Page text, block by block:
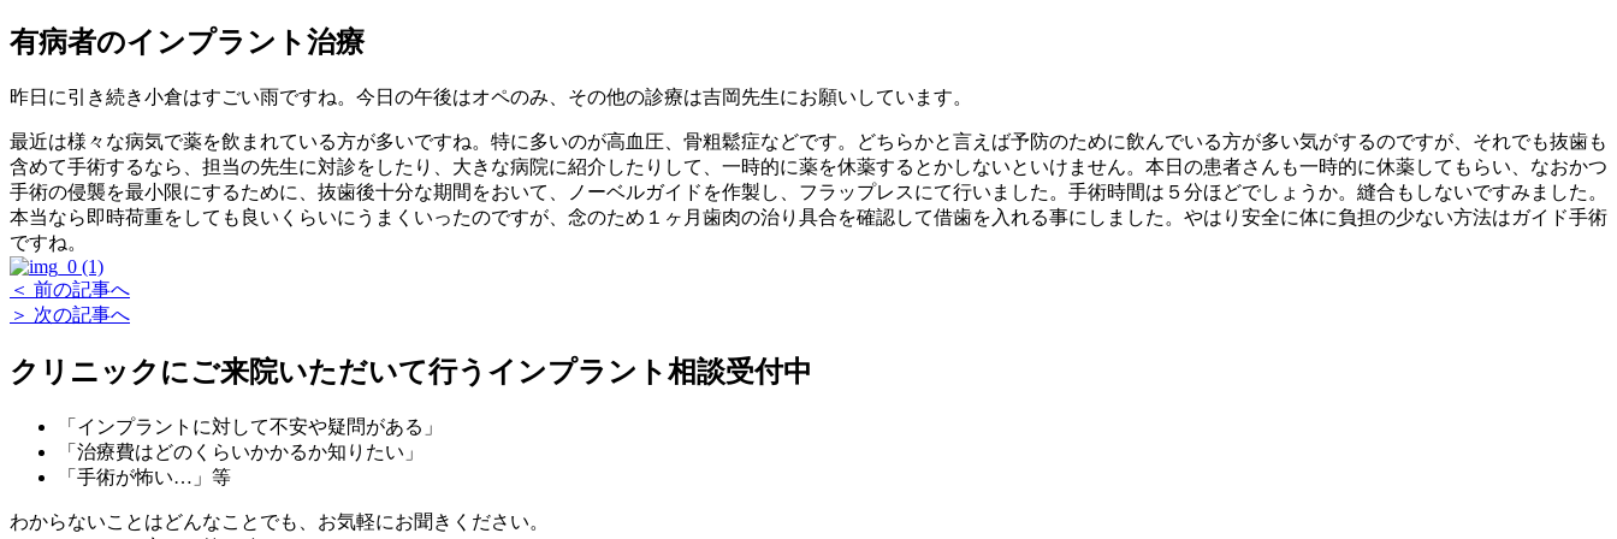
有病者のインプラント治療
昨日に引き続き小倉はすごい雨ですね。今日の午後はオペのみ、その他の診療は吉岡先生にお願いしています。
最近は様々な病気で薬を飲まれている方が多いですね。特に多いのが高血圧、骨粗鬆症などです。どちらかと言えば予防のために飲んでいる方が多い気がするのですが、それでも抜歯も
含めて手術するなら、担当の先生に対診をしたり、大きな病院に紹介したりして、一時的に薬を休薬するとかしないといけません。本日の患者さんも一時的に休薬してもらい、なおかつ
手術の侵襲を最小限にするために、抜歯後十分な期間をおいて、ノーベルガイドを作製し、フラップレスにて行いました。手術時間は５分ほどでしょうか。縫合もしないですみました。
本当なら即時荷重をしても良いくらいにうまくいったのですが、念のため１ヶ月歯肉の治り具合を確認して借歯を入れる事にしました。やはり安全に体に負担の少ない方法はガイド手術
ですね。
＜ 前の記事へ
＞ 次の記事へ
クリニックにご来院いただいて行う インプラント相談受付中
「インプラントに対して不安や疑問がある」
「治療費はどのくらいかかるか知りたい」
「手術が怖い…」等
わからないことはどんなことでも、お気軽にお聞きください。